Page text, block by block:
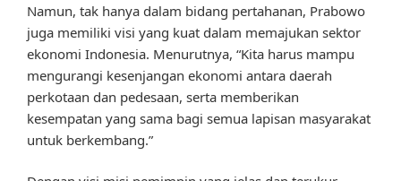
Namun, tak hanya dalam bidang pertahanan, Prabowo
juga memiliki visi yang kuat dalam memajukan sektor
ekonomi Indonesia. Menurutnya, “Kita harus mampu
mengurangi kesenjangan ekonomi antara daerah
perkotaan dan pedesaan, serta memberikan
kesempatan yang sama bagi semua lapisan masyarakat
untuk berkembang.”